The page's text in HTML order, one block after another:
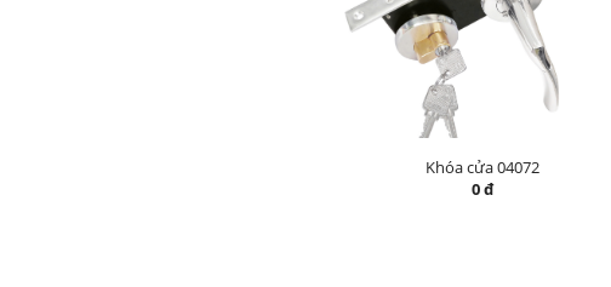
Khóa cửa 04072
0 đ